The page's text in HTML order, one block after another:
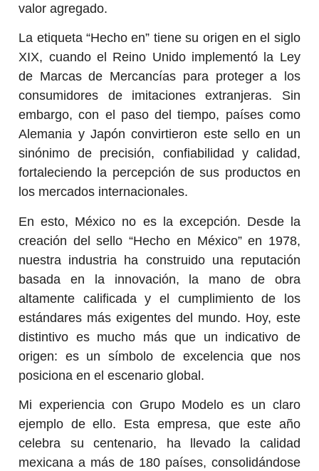
valor agregado.
La etiqueta “Hecho en” tiene su origen en el siglo
XIX, cuando el Reino Unido implementó la Ley
de Marcas de Mercancías para proteger a los
consumidores de imitaciones extranjeras. Sin
embargo, con el paso del tiempo, países como
Alemania y Japón convirtieron este sello en un
sinónimo de precisión, confiabilidad y calidad,
fortaleciendo la percepción de sus productos en
los mercados internacionales.
En esto, México no es la excepción. Desde la
creación del sello “Hecho en México” en 1978,
nuestra industria ha construido una reputación
basada en la innovación, la mano de obra
altamente calificada y el cumplimiento de los
estándares más exigentes del mundo. Hoy, este
distintivo es mucho más que un indicativo de
origen: es un símbolo de excelencia que nos
posiciona en el escenario global.
Mi experiencia con Grupo Modelo es un claro
ejemplo de ello. Esta empresa, que este año
celebra su centenario, ha llevado la calidad
mexicana a más de 180 países, consolidándose